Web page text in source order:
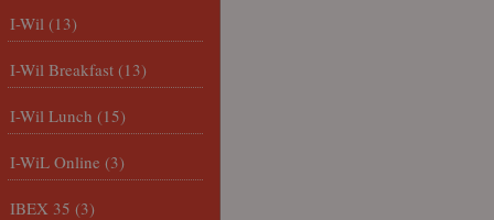
I-Wil (13)
I-Wil Breakfast (13)
I-Wil Lunch (15)
I-WiL Online (3)
IBEX 35 (3)